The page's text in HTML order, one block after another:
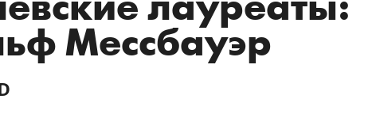
Мессбауэр